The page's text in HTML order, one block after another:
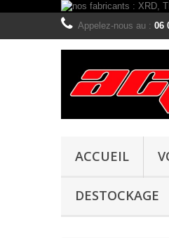
Appelez-nous au : 06
ACCUEIL
DESTOCKAGE